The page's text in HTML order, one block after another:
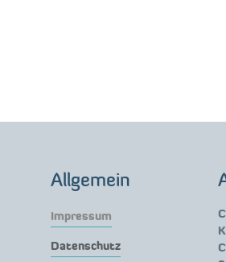
Allgemein
Impressum
Datenschutz